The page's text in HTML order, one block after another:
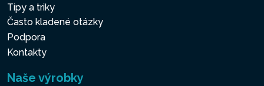
Tipy a triky
Často kladené otázky
Podpora
Kontakty
Naše výrobky